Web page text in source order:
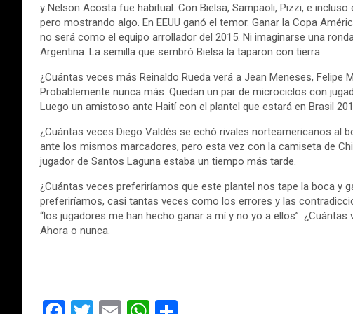
y Nelson Acosta fue habitual. Con Bielsa, Sampaoli, Pizzi, e
pero mostrando algo. En EEUU ganó el temor. Ganar la Copa
no será como el equipo arrollador del 2015. Ni imaginarse una
Argentina. La semilla que sembró Bielsa la taparon con tierra.
¿Cuántas veces más Reinaldo Rueda verá a Jean Meneses, Felipe
Probablemente nunca más. Quedan un par de microciclos con
Luego un amistoso ante Haití con el plantel que estará en Brasil
¿Cuántas veces Diego Valdés se echó rivales norteamericanos al
ante los mismos marcadores, pero esta vez con la camiseta de
jugador de Santos Laguna estaba un tiempo más tarde.
¿Cuántas veces preferiríamos que este plantel nos tape la boca y
preferiríamos, casi tantas veces como los errores y las
“los jugadores me han hecho ganar a mí y no yo a ellos”.
Ahora o nunca.